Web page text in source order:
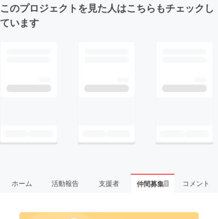
このプロジェクトを見た人はこちらもチェックし
ています
ホーム 活動報告 支援者 仲間募集 1 コメント